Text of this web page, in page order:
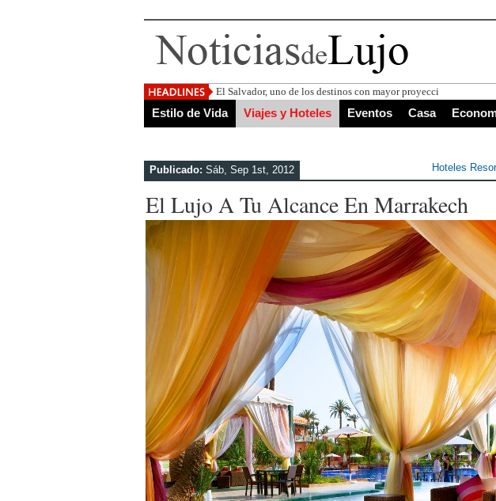
El Salvador, uno de los destinos con mayor proyección de
Estilo de Vida Viajes y Hoteles Eventos Casa
Publicado: Sáb, Sep 1st, 2012 Hoteles
El Lujo A Tu Alcance En Marrakech